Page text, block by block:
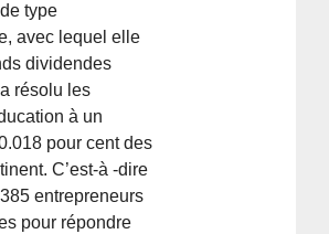
type
avec lequel elle
dividendes
résolu les
à un
pour cent des
C’est-à -dire
entrepreneurs
pour répondre